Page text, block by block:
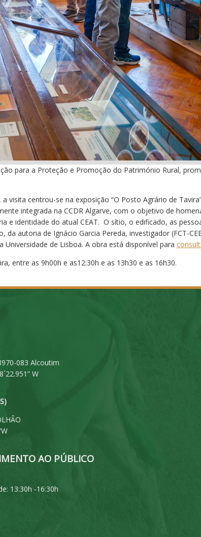
para a Proteção e Promoção do Património Rural,
centrou-se na exposição “O Posto Agrário de
integrada na CCDR Algarve, com o objetivo de
identidade do atual CEAT. O sítio, o edificado, as
autoria de Ignácio Garcia Pereda, investigador (FCT-
de Lisboa. A obra está disponível para
entre as 9h00h e as12:30h e as 13h30 e as 16h30.
083 Alcoutim
W
AO PÚBLICO
13:30h -16:30h